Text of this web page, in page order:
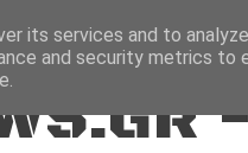
its services and to
and security metrics to